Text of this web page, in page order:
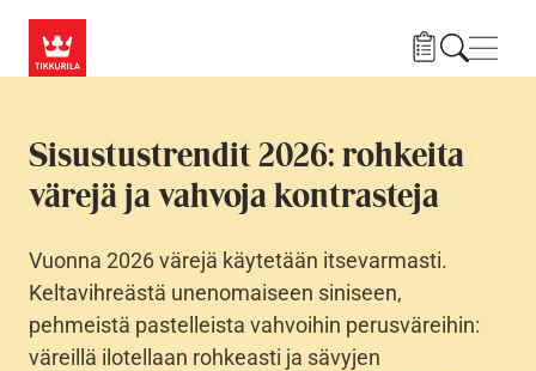
Sisustustrendit 2026: rohkeita
värejä ja vahvoja kontrasteja
Vuonna 2026 värejä käytetään itsevarmasti.
Keltavihreästä unenomaiseen siniseen,
pehmeistä pastelleista vahvoihin perusväreihin:
väreillä ilotellaan rohkeasti ja sävyjen